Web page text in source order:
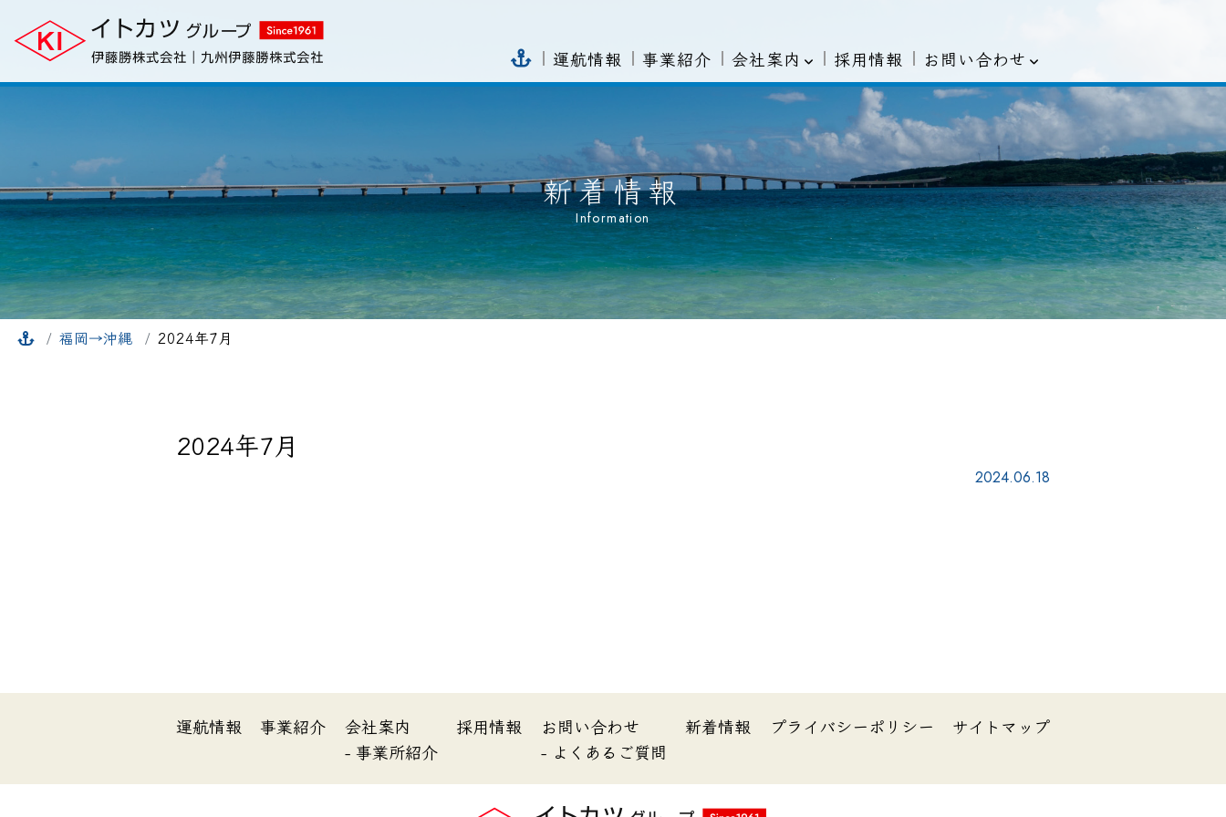
運航情報 事業紹介 会社案内 採用情報 お問い合わせ
新着情報
Information
福岡→沖縄 2024年7月
2024年7月
2024.06.18
運航情報 事業紹介
会社案内
- 事業所紹介
採用情報
お問い合わせ
- よくあるご質問
新着情報 プライバシーポリシー サイトマップ